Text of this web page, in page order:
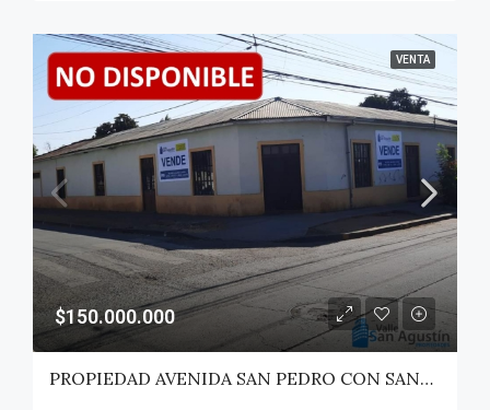
VENTA
$150.000.000
PROPIEDAD AVENIDA SAN PEDRO CON SANTA JULIA – PELARCO